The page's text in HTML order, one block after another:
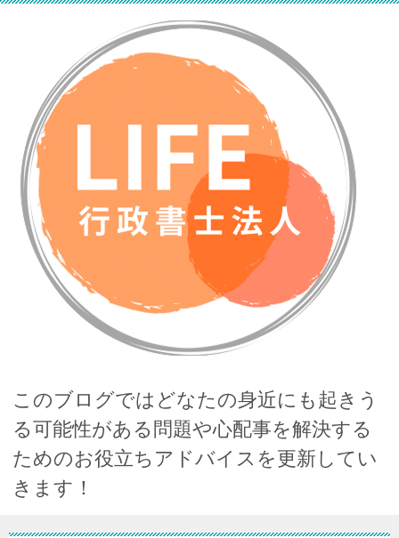
このブログではどなたの身近にも起きう
る可能性がある問題や心配事を解決する
ためのお役立ちアドバイスを更新してい
きます！